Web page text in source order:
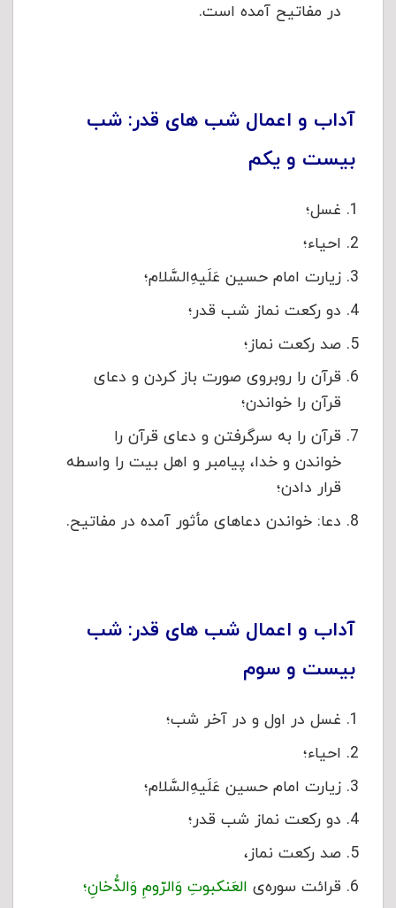
در مفاتیح آمده است.
آداب و اعمال شب های قدر: شب
بیست و یکم
غسل؛
احیاء؛
زیارت امام حسین عَلَیهِ‌السَّلام؛
دو رکعت نماز شب قدر؛
صد رکعت نماز؛
قرآن را روبروی صورت باز کردن و دعای
قرآن را خواندن؛
قرآن را به سرگرفتن و دعای قرآن را
خواندن و خدا، پیامبر و اهل بیت را واسطه
قرار دادن؛
دعا: خواندن دعاهای مأثور آمده در مفاتیح.
آداب و اعمال شب های قدر: شب
بیست و سوم
غسل در اول و در آخر شب؛
احیاء؛
زیارت امام حسین عَلَیهِ‌السَّلام؛
دو رکعت نماز شب قدر؛
صد رکعت نماز،
قرائت سوره‌ی العَنکبوتِ وَالرّومِ وَالدُّخانِ؛